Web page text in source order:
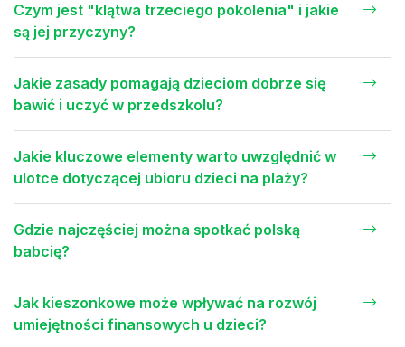
Czym jest "klątwa trzeciego pokolenia" i jakie
są jej przyczyny?
Jakie zasady pomagają dzieciom dobrze się
bawić i uczyć w przedszkolu?
Jakie kluczowe elementy warto uwzględnić w
ulotce dotyczącej ubioru dzieci na plaży?
Gdzie najczęściej można spotkać polską
babcię?
Jak kieszonkowe może wpływać na rozwój
umiejętności finansowych u dzieci?